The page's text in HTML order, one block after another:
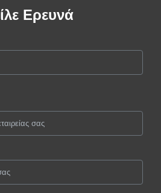
Ερευνά